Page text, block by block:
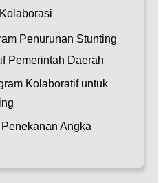
Penurunan Stunting
Pemerintah Daerah
Kolaboratif untuk
Penekanan Angka